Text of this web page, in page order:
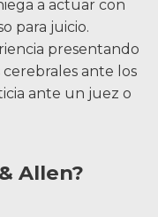
a actuar con
para juicio.
presentando
ante los
ante un juez o
Allen?